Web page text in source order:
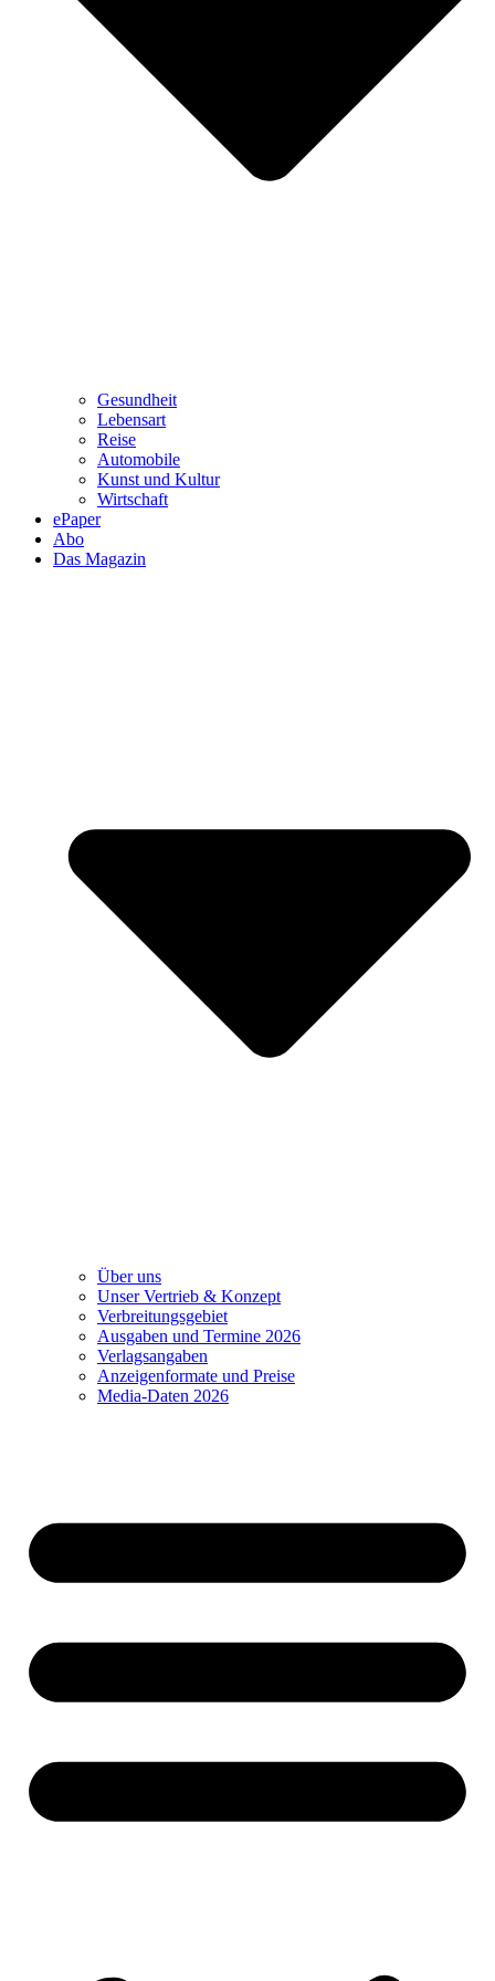
Gesundheit
Lebensart
Reise
Automobile
Kunst und Kultur
Wirtschaft
ePaper
Abo
Das Magazin
Über uns
Unser Vertrieb & Konzept
Verbreitungsgebiet
Ausgaben und Termine 2026
Verlagsangaben
Anzeigenformate und Preise
Media-Daten 2026